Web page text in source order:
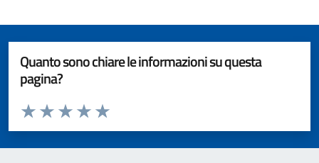
Quanto sono chiare le informazioni su questa
pagina?
Valuta da 1 a 5 stelle la pagina
Valuta 5 stelle su 5
Valuta 4 stelle su 5
Valuta 3 stelle su 5
Valuta 2 stelle su 5
Valuta 1 stelle su 5